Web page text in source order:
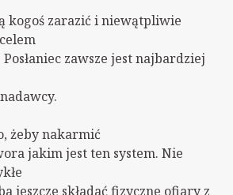
kogoś zarazić i niewątpliwie
zawsze jest najbardziej
żeby nakarmić
jakim jest ten system. Nie
jeszcze składać fizyczne ofiary z